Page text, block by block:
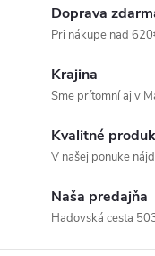
Doprava
Pri nákupe nad
Krajina
Sme prítomní aj v
Kvalitné
V našej ponuke
Naša predajňa
Hadovská cesta